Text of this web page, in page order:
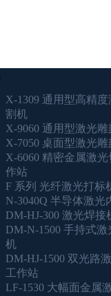
X-1309 通用型高精度
割机
X-9060 通用型激光雕
X-7050 桌面型激光雕
X-6060 精密金属激光
作站
F 系列 光纤激光打标
N-3040Q 半导体激光
DM-HJ-300 激光焊接
DM-N-1500 手持式激
机
DM-HJ-1500 双光路
工作站
LF-1530 大幅面金属